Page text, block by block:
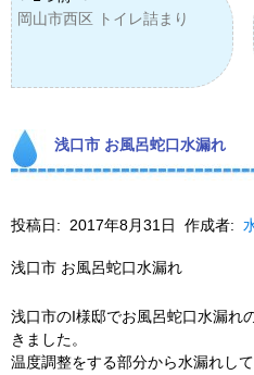
岡山市西区 トイレ詰まり
浅口市 お風呂蛇口水漏れ
投稿日: 2017年8月31日 作成者:
浅口市 お風呂蛇口水漏れ
浅口市のI様邸でお風呂蛇口水漏れ
きました。
温度調整をする部分から水漏れして